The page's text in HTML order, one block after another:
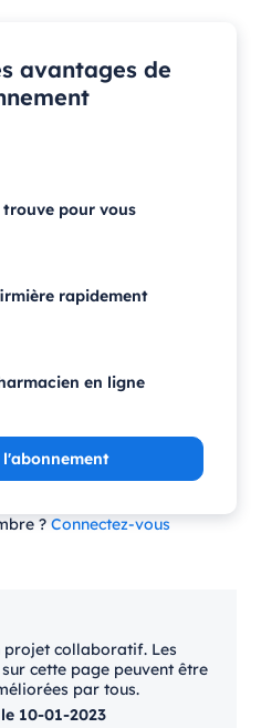
avantages de
pour vous
rapidement
en ligne
l'abonnement
? Connectez-vous
projet collaboratif. Les
cette page peuvent être
par tous.
10-01-2023